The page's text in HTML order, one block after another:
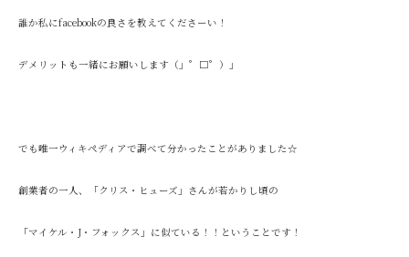
誰か私にfacebookの良さを教えてくださーい！
デメリットも一緒にお願いします（」゜□゜）」
でも唯一ウィキペディアで調べて分かったことがありました☆
創業者の一人、「クリス・ヒューズ」さんが若かりし頃の
「マイケル・J・フォックス」に似ている！！ということです！